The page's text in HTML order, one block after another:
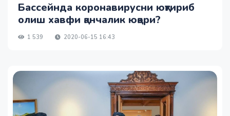
Бассейнда коронавирусни юқтириб
олиш хавфи қанчалик юқори?
1 539 2020-06-15 16:43